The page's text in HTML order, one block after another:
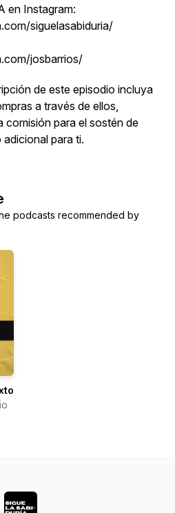
en Instagram:
siguelasabiduria/
josbarrios/
de este episodio incluya
a través de ellos,
comisión para el sostén de
para ti.
podcasts recommended by